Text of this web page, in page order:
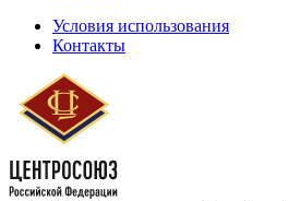
Условия использования
Контакты